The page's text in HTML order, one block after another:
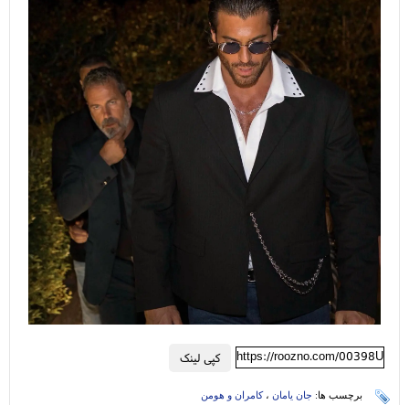
کپی لینک https://roozno.com/00398U
برچسب ها: جان یامان ،کامران و هومن